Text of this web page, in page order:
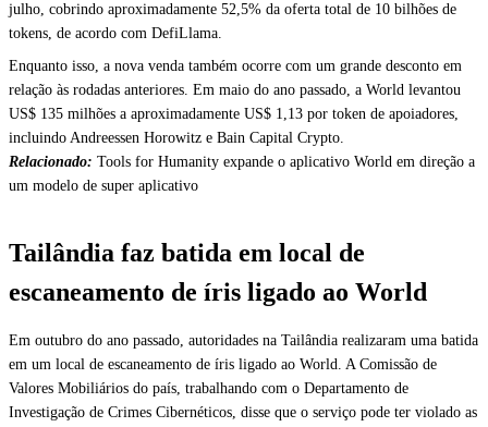
julho, cobrindo aproximadamente 52,5% da oferta total de 10 bilhões de
tokens, de acordo com DefiLlama.
Enquanto isso, a nova venda também ocorre com um grande desconto em
relação às rodadas anteriores. Em maio do ano passado, a World levantou
US$ 135 milhões a aproximadamente US$ 1,13 por token de apoiadores,
incluindo Andreessen Horowitz e Bain Capital Crypto.
Relacionado: Tools for Humanity expande o aplicativo World em direção a
um modelo de super aplicativo
Tailândia faz batida em local de
escaneamento de íris ligado ao World
Em outubro do ano passado, autoridades na Tailândia realizaram uma batida
em um local de escaneamento de íris ligado ao World. A Comissão de
Valores Mobiliários do país, trabalhando com o Departamento de
Investigação de Crimes Cibernéticos, disse que o serviço pode ter violado as